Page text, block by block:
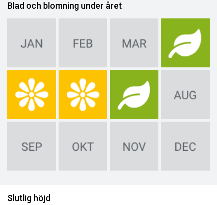
Blad och blomning under året
Slutlig höjd